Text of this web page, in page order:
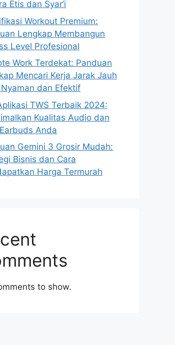
Etis dan Syar’i
Workout Premium:
Lengkap Membangun
Level Profesional
Work Terdekat: Panduan
Mencari Kerja Jarak Jauh
dan Efektif
TWS Terbaik 2024:
Kualitas Audio dan
Anda
Gemini 3 Grosir Mudah:
Bisnis dan Cara
Harga Termurah
to show.